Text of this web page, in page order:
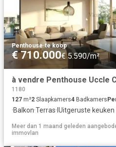
Penthouse·te koop
€ 710.000€ 5.590/m²
à vendre Penthouse Uccle
1180
127 m²2 Slaapkamers4 Badkamers
·Balkon·Terras·IUitgeruste keuken
Meer dan 1 maand geleden
immovlan